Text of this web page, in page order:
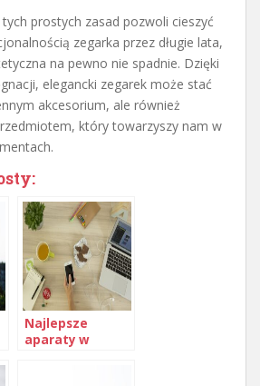
prostych zasad pozwoli cieszyć
zegarka przez długie lata,
na pewno nie spadnie. Dzięki
elegancki zegarek może stać
akcesorium, ale również
który towarzyszy nam w
Najlepsze
aparaty w